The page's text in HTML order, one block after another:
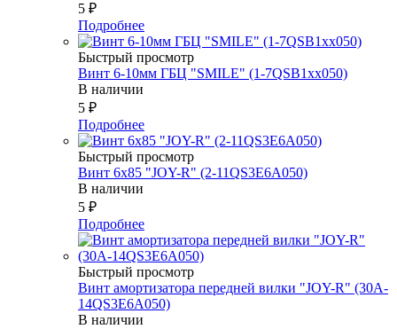
5 ₽
Подробнее
Быстрый просмотр
Винт 6-10мм ГБЦ "SMILE" (1-7QSB1xx050)
В наличии
5 ₽
Подробнее
Быстрый просмотр
Винт 6х85 "JOY-R" (2-11QS3E6A050)
В наличии
5 ₽
Подробнее
Быстрый просмотр
Винт амортизатора передней вилки "JOY-R" (30A-
14QS3E6A050)
В наличии